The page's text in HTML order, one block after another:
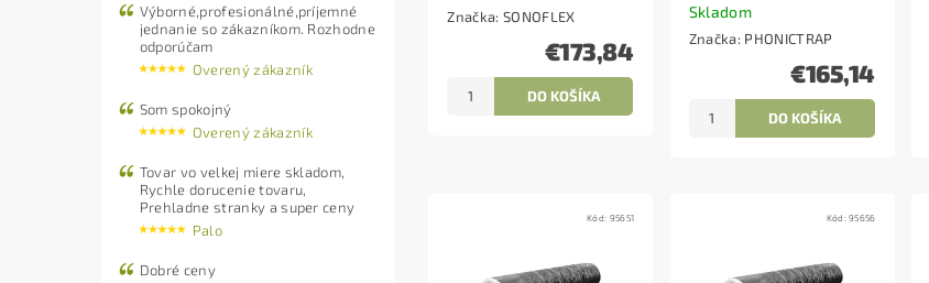
Výborné,profesionálné,príjemné
jednanie so zákazníkom. Rozhodne
odporúčam
Overený zákazník
Som spokojný
Overený zákazník
Tovar vo velkej miere skladom,
Rychle dorucenie tovaru,
Prehladne stranky a super ceny
Palo
Dobré ceny
Značka: SONOFLEX
€173,84
Skladom
Značka: PHONICTRAP
€165,14
Kód: 95651 Kód:95656